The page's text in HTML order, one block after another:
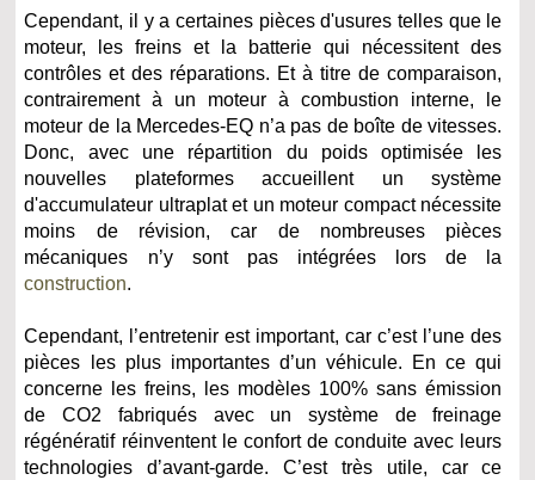
Cependant, il y a certaines pièces d'usures telles que le
moteur, les freins et la batterie qui nécessitent des
contrôles et des réparations. Et à titre de comparaison,
contrairement à un moteur à combustion interne, le
moteur de la Mercedes-EQ n’a pas de boîte de vitesses.
Donc, avec une répartition du poids optimisée les
nouvelles plateformes accueillent un système
d'accumulateur ultraplat et un moteur compact nécessite
moins de révision, car de nombreuses pièces
mécaniques n’y sont pas intégrées lors de la
construction.
Cependant, l’entretenir est important, car c’est l’une des
pièces les plus importantes d’un véhicule. En ce qui
concerne les freins, les modèles 100% sans émission
de CO2 fabriqués avec un système de freinage
régénératif réinventent le confort de conduite avec leurs
technologies dʼavant-garde. C’est très utile, car ce